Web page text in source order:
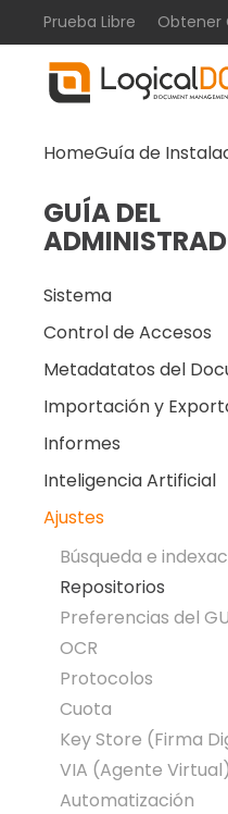
Skip to main
Prueba Libre Obtener
HomeGuía de
GUÍA DEL
Sistema
Control de Accesos
Metadatatos del
Importación y
Informes
Inteligencia Artificial
Ajustes
Búsqueda e
Repositorios
Preferencias del
OCR
Protocolos
Cuota
Key Store (Firma
VIA (Agente Virtual)
Automatización